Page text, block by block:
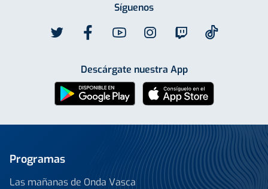
Síguenos
Descárgate nuestra App
Programas
Las mañanas de Onda Vasca